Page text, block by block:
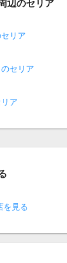
辺のセリア
リア
セリア
ア
を見る